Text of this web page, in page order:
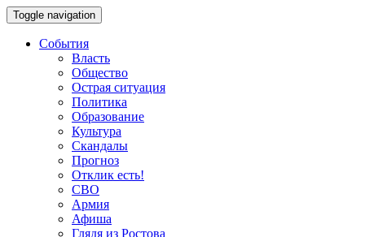
Toggle navigation
События
Власть
Общество
Острая ситуация
Политика
Образование
Культура
Скандалы
Прогноз
Отклик есть!
СВО
Армия
Афиша
Глядя из Ростова